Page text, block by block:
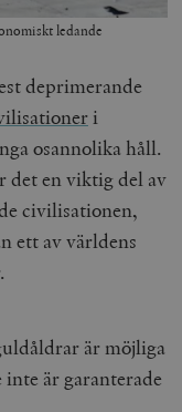
ledande
deprimerande
i
osannolika håll.
det en viktig del av
civilisationen,
ett av världens
är möjliga
är garanterade